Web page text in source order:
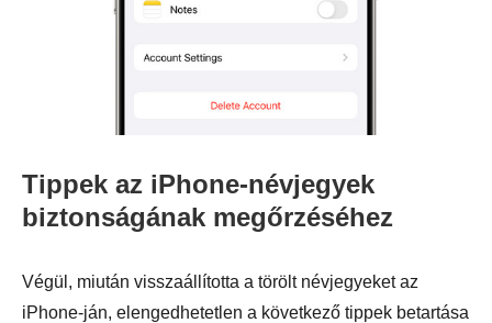
Tippek az iPhone-névjegyek
biztonságának megőrzéséhez
Végül, miután visszaállította a törölt névjegyeket az
iPhone-ján, elengedhetetlen a következő tippek betartása